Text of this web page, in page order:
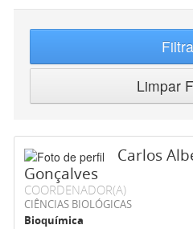
Limpar
Carlos
Gonçalves
COORDENADOR(A)
CIÊNCIAS BIOLÓGICAS
Bioquímica